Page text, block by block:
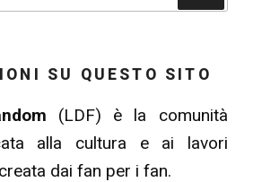
SU QUESTO SITO
(LDF) è la comunità
alla cultura e ai lavori
dai fan per i fan.